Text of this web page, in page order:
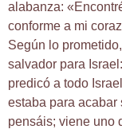
alabanza:
conforme a mi
Según lo
salvador para
predicó a todo
estaba para acabar
pensáis; viene uno